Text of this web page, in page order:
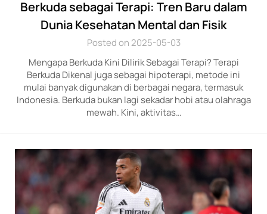
Berkuda sebagai Terapi: Tren Baru dalam
Dunia Kesehatan Mental dan Fisik
Posted on 2025-05-03
Mengapa Berkuda Kini Dilirik Sebagai Terapi? Terapi
Berkuda Dikenal juga sebagai hipoterapi, metode ini
mulai banyak digunakan di berbagai negara, termasuk
Indonesia. Berkuda bukan lagi sekadar hobi atau olahraga
mewah. Kini, aktivitas…